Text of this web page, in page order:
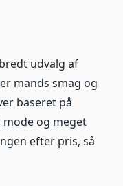
udvalg af
mands smag og
baseret på
og meget
efter pris, så